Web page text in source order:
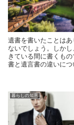
遺書を書いたことは
ないでしょう。しか
きている間に書くも
書と遺言書の違いにつ
暮らしの知恵